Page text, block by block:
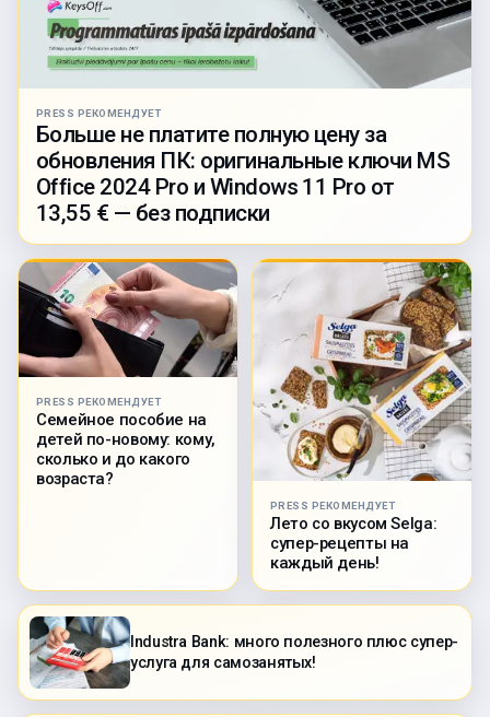
PRESS РЕКОМЕНДУЕТ
Больше не платите полную цену за
обновления ПК: оригинальные ключи MS
Office 2024 Pro и Windows 11 Pro от
13,55 € — без подписки
PRESS РЕКОМЕНДУЕТ
Семейное пособие на
детей по-новому: кому,
сколько и до какого
возраста?
PRESS РЕКОМЕНДУЕТ
Лето со вкусом Selga:
супер-рецепты на
каждый день!
Industra Bank: много полезного плюс супер-
услуга для самозанятых!